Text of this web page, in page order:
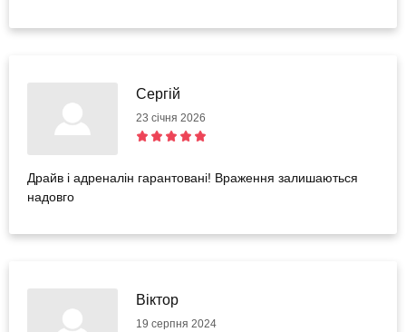
Сергій
23 січня 2026
Драйв і адреналін гарантовані! Враження залишаються
надовго
Віктор
19 серпня 2024